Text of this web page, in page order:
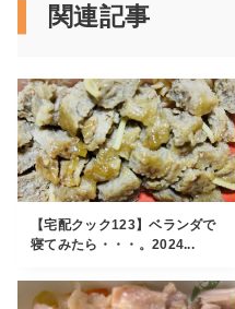
関連記事
【宅配クック123】ベランダで
寝てみたら・・・。2024...